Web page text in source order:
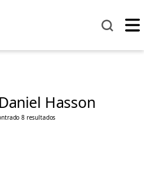
Daniel Hasson
8 resultados